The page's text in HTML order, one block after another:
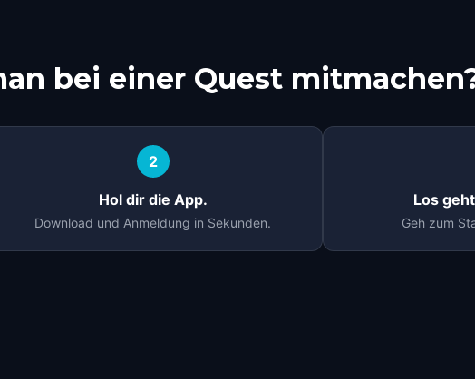
bei einer Quest
2
Hol dir die App.
Download und Anmeldung in Sekunden.
Los
Geh zum